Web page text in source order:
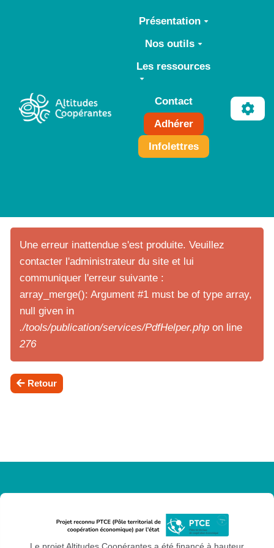
Aller au contenu principal
Présentation
Nos outils
Les ressources
Contact
Adhérer
Infolettres
Une erreur inattendue s'est produite. Veuillez
contacter l'administrateur du site et lui
communiquer l'erreur suivante :
array_merge(): Argument #1 must be of type array,
null given in
./tools/publication/services/PdfHelper.php on line
276
Retour